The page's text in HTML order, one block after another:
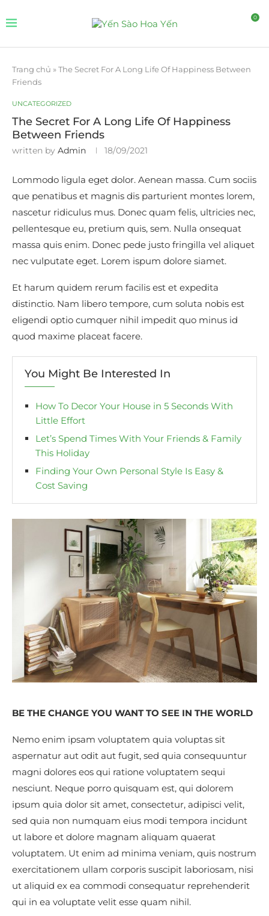
0
Trang chủ »The Secret For A Long Life Of Happiness Between
Friends
UNCATEGORIZED
The Secret For A Long Life Of Happiness
Between Friends
written by Admin 18/09/2021
Lommodo ligula eget dolor. Aenean massa. Cum sociis
que penatibus et magnis dis parturient montes lorem,
nascetur ridiculus mus. Donec quam felis, ultricies nec,
pellentesque eu, pretium quis, sem. Nulla onsequat
massa quis enim. Donec pede justo fringilla vel aliquet
nec vulputate eget. Lorem ispum dolore siamet.
Et harum quidem rerum facilis est et expedita
distinctio. Nam libero tempore, cum soluta nobis est
eligendi optio cumquer nihil impedit quo minus id
quod maxime placeat facere.
You Might Be Interested In
How To Decor Your House in 5 Seconds With
Little Effort
Let’s Spend Times With Your Friends & Family
This Holiday
Finding Your Own Personal Style Is Easy &
Cost Saving
BE THE CHANGE YOU WANT TO SEE IN THE WORLD
Nemo enim ipsam voluptatem quia voluptas sit
aspernatur aut odit aut fugit, sed quia consequuntur
magni dolores eos qui ratione voluptatem sequi
nesciunt. Neque porro quisquam est, qui dolorem
ipsum quia dolor sit amet, consectetur, adipisci velit,
sed quia non numquam eius modi tempora incidunt
ut labore et dolore magnam aliquam quaerat
voluptatem. Ut enim ad minima veniam, quis nostrum
exercitationem ullam corporis suscipit laboriosam, nisi
ut aliquid ex ea commodi consequatur reprehenderit
qui in ea voluptate velit esse quam nihil.